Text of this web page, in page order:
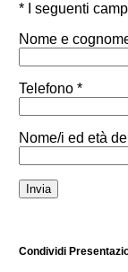
* I seguenti
Nome e
Telefono *
Nome/i ed età
Condividi